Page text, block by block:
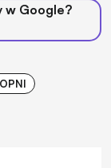
w Google?